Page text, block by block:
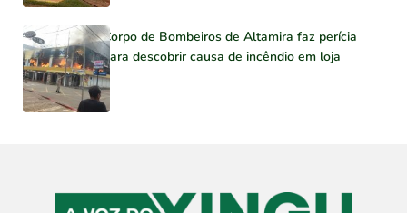
Corpo de Bombeiros de Altamira faz perícia
para descobrir causa de incêndio em loja